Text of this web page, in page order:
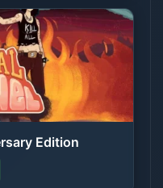
Edition